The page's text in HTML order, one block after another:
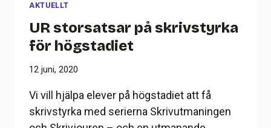
AKTUELLT
UR storsatsar på skrivstyrka
för högstadiet
12 juni, 2020
Vi vill hjälpa elever på högstadiet att få
skrivstyrka med serierna Skrivutmaningen